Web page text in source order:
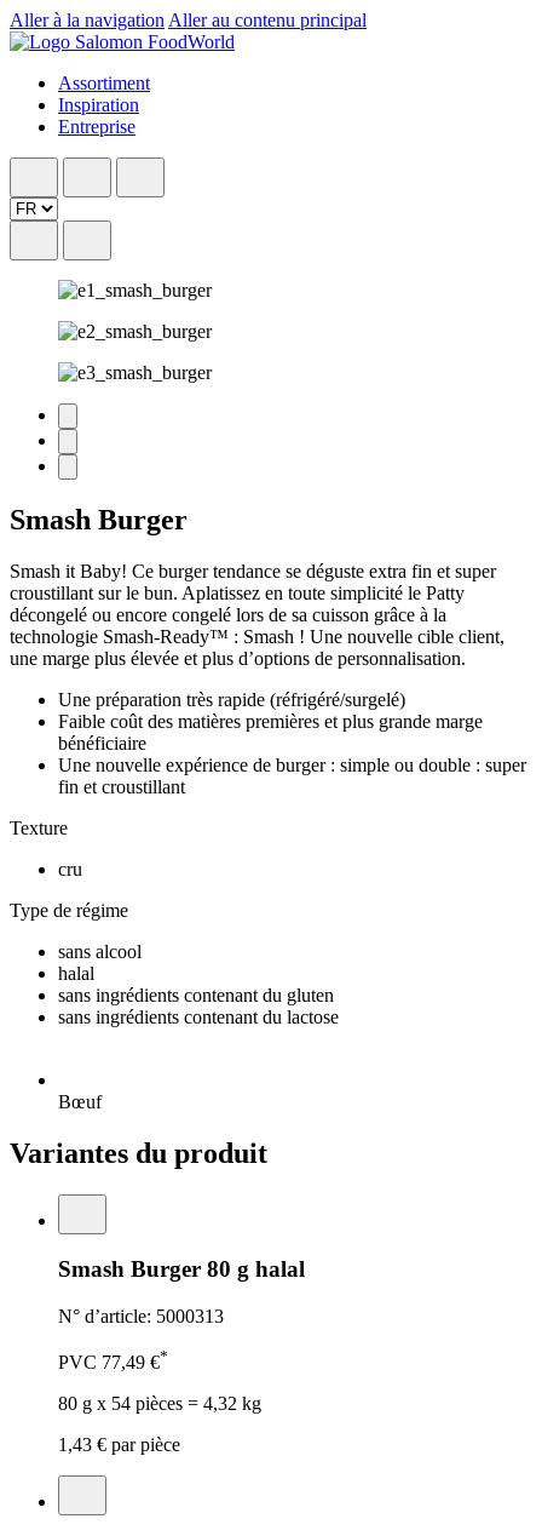
Aller à la navigation Aller au contenu principal
Assortiment
Inspiration
Entreprise
Smash Burger
Smash it Baby! Ce burger tendance se déguste extra fin et super
croustillant sur le bun. Aplatissez en toute simplicité le Patty
décongelé ou encore congelé lors de sa cuisson grâce à la
technologie Smash-Ready™ : Smash ! Une nouvelle cible client,
une marge plus élevée et plus d’options de personnalisation.
Une préparation très rapide (réfrigéré/surgelé)
Faible coût des matières premières et plus grande marge
bénéficiaire
Une nouvelle expérience de burger : simple ou double : super
fin et croustillant
Texture
cru
Type de régime
sans alcool
halal
sans ingrédients contenant du gluten
sans ingrédients contenant du lactose
Bœuf
Variantes du produit
Smash Burger 80 g halal
N° d’article: 5000313
PVC 77,49 €*
80 g x 54 pièces = 4,32 kg
1,43 € par pièce